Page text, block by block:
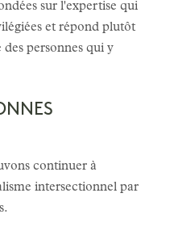
sur l'expertise qui
et répond plutôt
personnes qui y
continuer à
intersectionnel par